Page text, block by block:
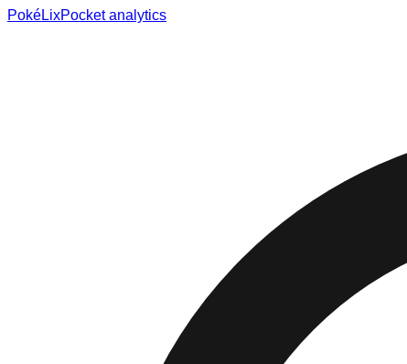
PokéLixPocket analytics